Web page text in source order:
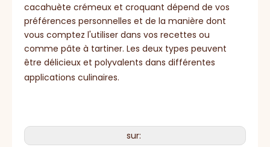
cacahuète crémeux et croquant dépend de vos
préférences personnelles et de la manière dont
vous comptez l'utiliser dans vos recettes ou
comme pâte à tartiner. Les deux types peuvent
être délicieux et polyvalents dans différentes
applications culinaires.
sur: